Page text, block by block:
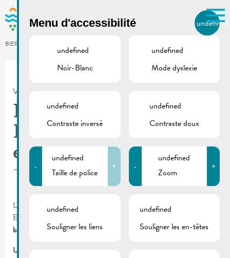
Skip to main content
BIERGER.REMICH.LU
Utilisez la recherche pour
Comme par exemple des contacts, des
VILLE DE REMICH / ACTUALITÉ
Le Bistrot Wäinhaus –
Ehnen | Locataire-
exploitant recherché
Le “ Bistrot Wäinhaus
situé au 113, route du Vin à L-5416
Ehnen,
bistrot/restaurant
Une opportunité unique
Menu d'accessibilité undefined
undefined
Noir-Blanc
undefined
Mode dyslexie
undefined
Contraste inversé
undefined
Contraste doux
-
undefined
Taille de police
+ -
undefined
Zoom
+
undefined
Souligner les liens
undefined
Souligner les en-têtes